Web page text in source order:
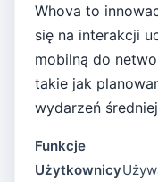
Whova to
się na interakcji
mobilną do
takie jak
wydarzeń
Funkcje
Użytkownicy